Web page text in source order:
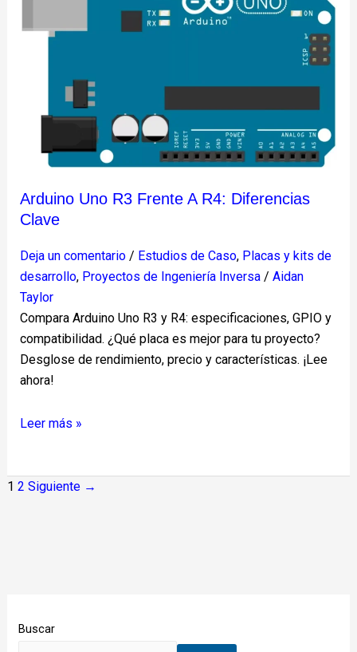
Arduino Uno R3 Frente A R4: Diferencias
Clave
Deja un comentario / Estudios de Caso, Placas y kits de
desarrollo, Proyectos de Ingeniería Inversa/ Aidan
Taylor
Compara Arduino Uno R3 y R4: especificaciones, GPIO y
compatibilidad. ¿Qué placa es mejor para tu proyecto?
Desglose de rendimiento, precio y características. ¡Lee
ahora!
a
Leer más »
1 2 Siguiente →
Buscar